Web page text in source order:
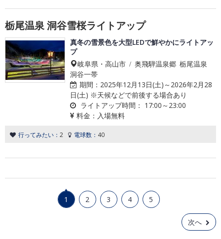
栃尾温泉 洞谷雪桜ライトアップ
真冬の雪景色を大型LEDで鮮やかにライトアッ
プ
岐阜県・高山市 / 奥飛騨温泉郷 栃尾温泉
洞谷一帯
期間： 2025年12月13日(土)～2026年2月28
日(土) ※天候などで前後する場合あり
ライトアップ時間： 17:00～23:00
料金： 入場無料
行ってみたい： 2 電球数： 40
1 2 3 4 5
次へ